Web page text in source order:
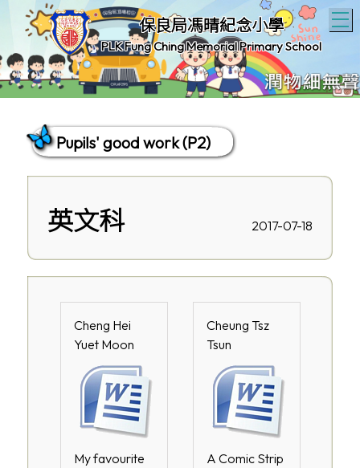
保良局馮晴紀念小學
PLK Fung Ching Memorial Primary School
Pupils' good work (P2)
英文科 2017-07-18
Cheng Hei
Yuet Moon
My favourite
Cheung Tsz
Tsun
A Comic Strip